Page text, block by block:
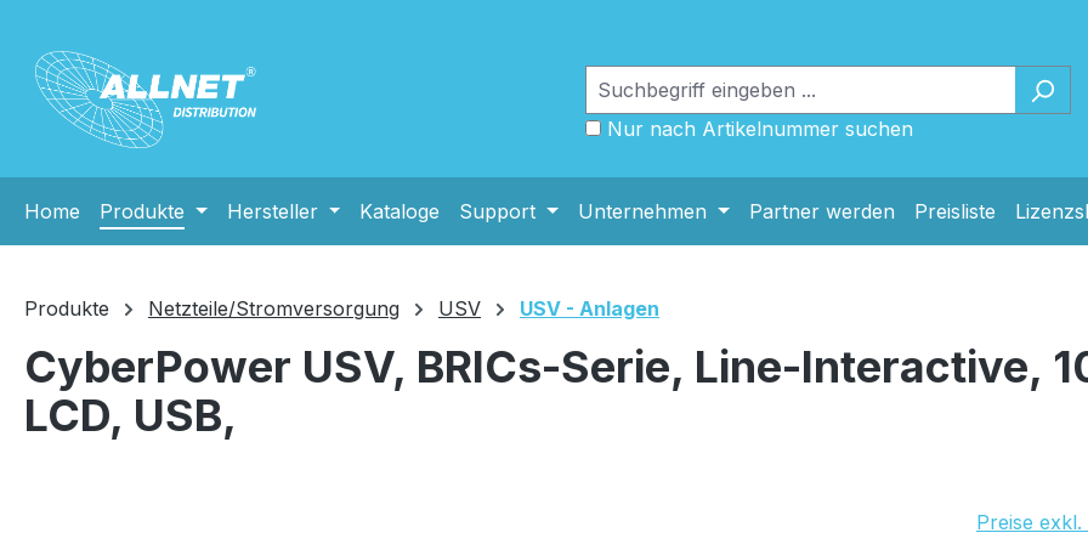
Nur nach Artikelnummer suchen
Home Produkte Hersteller Kataloge Support Unternehmen Partner werden Preisliste
Produkte Netzteile/Stromversorgung USV USV - Anlagen
CyberPower USV, BRICs-Serie, Line-Interactive,
LCD, USB,
UVP Netto:
Preise